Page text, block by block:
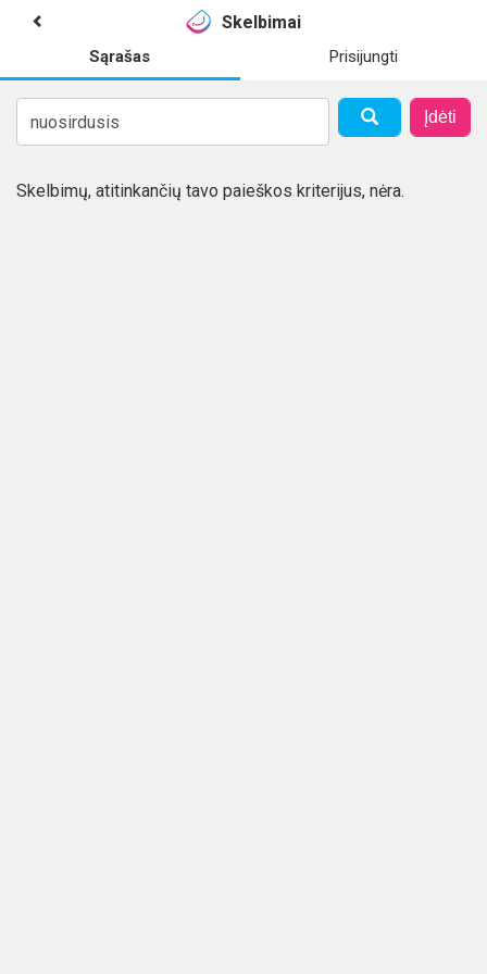
Skelbimai
Sąrašas Prisijungti
Įdėti
Skelbimų, atitinkančių tavo paieškos kriterijus, nėra.